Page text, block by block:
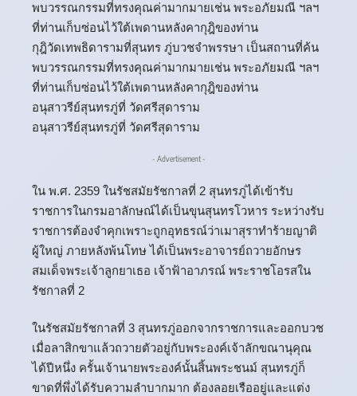
พบวรรณกรรมที่ทรงคุณค่ามากมายเช่น พระอภัยมณี ฯลฯ
ที่ท่านเก็บซ่อนไว้ใต้เพดานหลังคากุฎิของท่าน
กุฎิวัดเทพธิดารามที่สุนทร ภู่บวชจำพรรษา เป็นสถานที่ค้น
พบวรรณกรรมที่ทรงคุณค่ามากมายเช่น พระอภัยมณี ฯลฯ
ที่ท่านเก็บซ่อนไว้ใต้เพดานหลังคากุฎิของท่าน
อนุสาวรีย์สุนทรภู่ที่ วัดศรีสุดาราม
อนุสาวรีย์สุนทรภู่ที่ วัดศรีสุดาราม
- Advertisement -
ใน พ.ศ. 2359 ในรัชสมัยรัชกาลที่ 2 สุนทรภู่ได้เข้ารับ
ราชการในกรมอาลักษณ์ได้เป็นขุนสุนทรโวหาร ระหว่างรับ
ราชการต้องจำคุกเพราะถูกอุทธรณ์ว่าเมาสุราทำร้ายญาติ
ผู้ใหญ่ ภายหลังพ้นโทษ ได้เป็นพระอาจารย์ถวายอักษร
สมเด็จพระเจ้าลูกยาเธอ เจ้าฟ้าอาภรณ์ พระราชโอรสใน
รัชกาลที่ 2
ในรัชสมัยรัชกาลที่ 3 สุนทรภู่ออกจากราชการและออกบวช
เมื่อลาสิกขาแล้วถวายตัวอยู่กับพระองค์เจ้าลักขณานุคุณ
ได้ปีหนึ่ง ครั้นเจ้านายพระองค์นั้นสิ้นพระชนม์ สุนทรภู่ก็
ขาดที่พึ่งได้รับความลำบากมาก ต้องลอยเรืออยู่และแต่ง